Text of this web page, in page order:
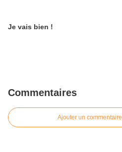
Je vais bien !
Commentaires
Ajouter un commentaire